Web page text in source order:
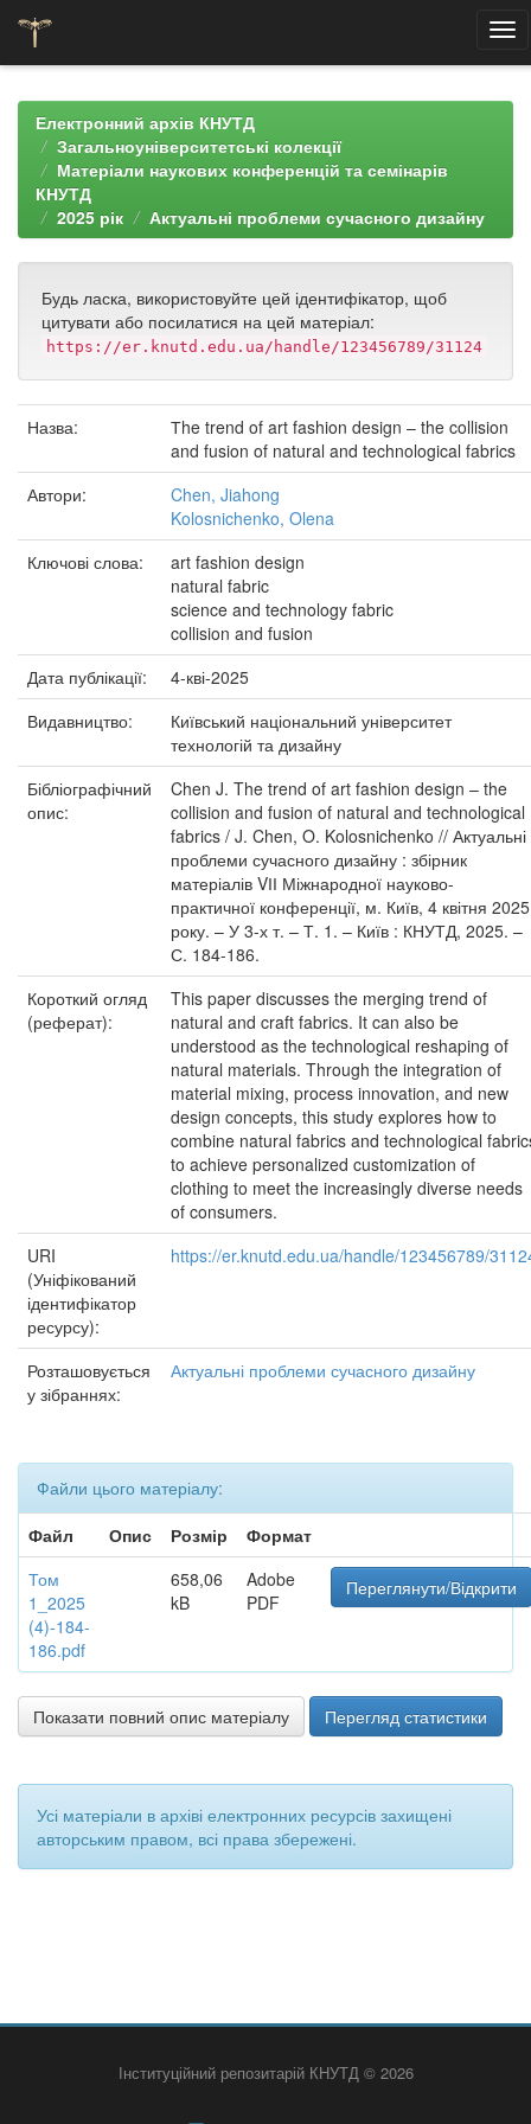
navigationЕлектронний архів КНУТД
Загальноуніверситетські колекції
Матеріали наукових конференцій та семінарів
КНУТД
2025 рік
Актуальні проблеми сучасного дизайну
Будь ласка, використовуйте цей ідентифікатор, щоб
цитувати або посилатися на цей матеріал:
https://er.knutd.edu.ua/handle/123456789/31124
Назва:
Тhe trend of art fashion design – the collision
and fusion of natural and technological fabrics
Автори:
Chen, Jiahong
Kolosnichenko, Olena
Ключові слова:
art fashion design
natural fabric
science and technology fabric
collision and fusion
Дата публікації:
4-кві-2025
Видавництво:
Київський національний університет
технологій та дизайну
Бібліографічний
опис:
Chen J. The trend of art fashion design – the
collision and fusion of natural and technological
fabrics / J. Chen, O. Kolosnichenko // Актуальні
проблеми сучасного дизайну : збірник
матеріалів VІІ Міжнародної науково-
практичної конференції, м. Київ, 4 квітня 2025
року. – У 3-х т. – Т. 1. – Київ : КНУТД, 2025. –
С. 184-186.
Короткий огляд
(реферат):
This paper discusses the merging trend of
natural and craft fabrics. It can also be
understood as the technological reshaping of
natural materials. Through the integration of
material mixing, process innovation, and new
design concepts, this study explores how to
combine natural fabrics and technological
to achieve personalized customization of
clothing to meet the increasingly diverse needs
of consumers.
URI
(Уніфікований
ідентифікатор
ресурсу):
https://er.knutd.edu.ua/handle/123456789/
Розташовується
у зібраннях:
Актуальні проблеми сучасного дизайну
Файли цього матеріалу:
Файл
Опис Розмір
Формат
Том
1_2025
(4)-184-
186.pdf
658,06
kB
Adobe
PDF
Переглянути/Відкрити
Показати повний опис матеріалу Перегляд статистики
Усі матеріали в архіві електронних ресурсів захищені
авторським правом, всі права збережені.
Інституційний репозитарій КНУТД © 2026